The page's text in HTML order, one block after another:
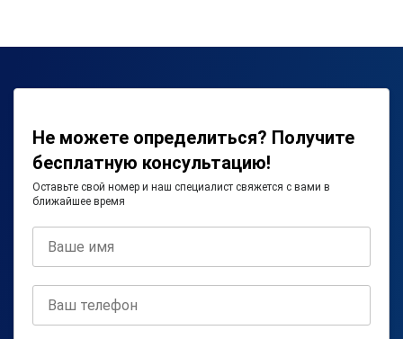
Не можете определиться? Получите
бесплатную консультацию!
Оставьте свой номер и наш специалист свяжется с вами в
ближайшее время